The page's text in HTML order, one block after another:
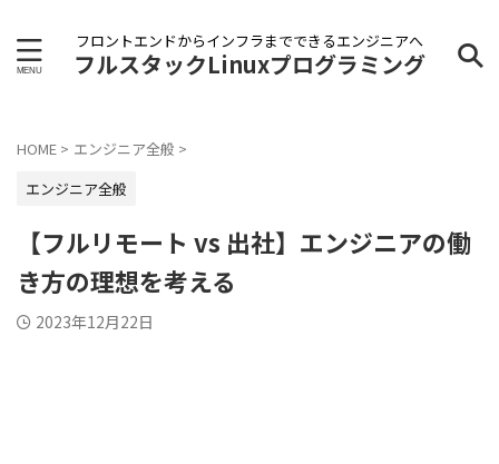
フロントエンドからインフラまでできるエンジニアへ
フルスタックLinuxプログラミング
HOME > エンジニア全般 >
エンジニア全般
【フルリモート vs 出社】エンジニアの働
き方の理想を考える
2023年12月22日